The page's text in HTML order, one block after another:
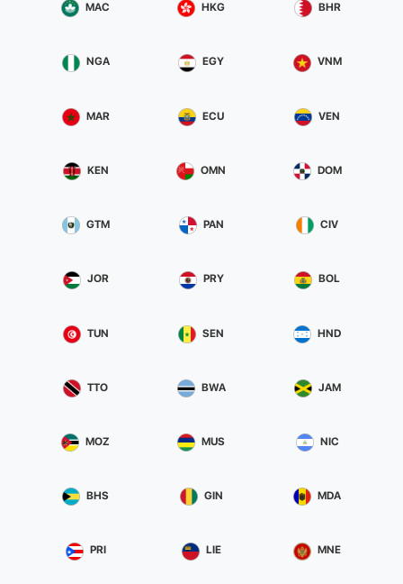
MAC HKG BHR
NGA EGY VNM
MAR ECU VEN
KEN OMN DOM
GTM PAN CIV
JOR PRY BOL
TUN SEN HND
TTO BWA JAM
MOZ MUS NIC
BHS GIN MDA
PRI LIE MNE